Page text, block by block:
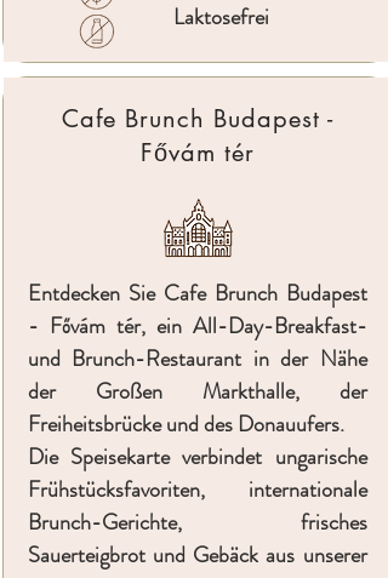
Laktosefrei
Cafe Brunch Budapest -
Fővám tér
Entdecken Sie Cafe Brunch Budapest
- Fővám tér, ein All-Day-Breakfast-
und Brunch-Restaurant in der Nähe
der Großen Markthalle, der
Freiheitsbrücke und des Donauufers.
Die Speisekarte verbindet ungarische
Frühstücksfavoriten, internationale
Brunch-Gerichte, frisches
Sauerteigbrot und Gebäck aus unserer